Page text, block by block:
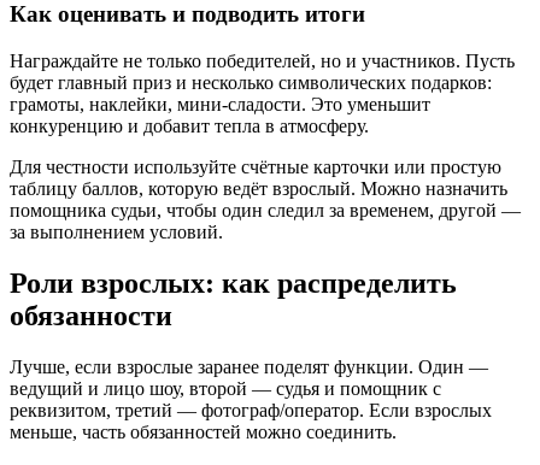
Как оценивать и подводить итоги
Награждайте не только победителей, но и участников. Пусть
будет главный приз и несколько символических подарков:
грамоты, наклейки, мини-сладости. Это уменьшит
конкуренцию и добавит тепла в атмосферу.
Для честности используйте счётные карточки или простую
таблицу баллов, которую ведёт взрослый. Можно назначить
помощника судьи, чтобы один следил за временем, другой —
за выполнением условий.
Роли взрослых: как распределить
обязанности
Лучше, если взрослые заранее поделят функции. Один —
ведущий и лицо шоу, второй — судья и помощник с
реквизитом, третий — фотограф/оператор. Если взрослых
меньше, часть обязанностей можно соединить.